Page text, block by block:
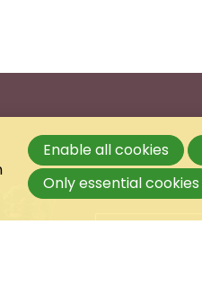
Enable all cookies
Only essential cookies